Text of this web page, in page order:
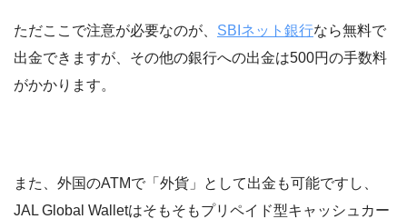
ただここで注意が必要なのが、 SBIネット銀行なら無料で
出金できますが、その他の銀行への出金は500円の手数料
がかかります。
また、外国のATMで「外貨」として出金も可能ですし、
JAL Global Walletはそもそもプリペイド型キャッシュカー